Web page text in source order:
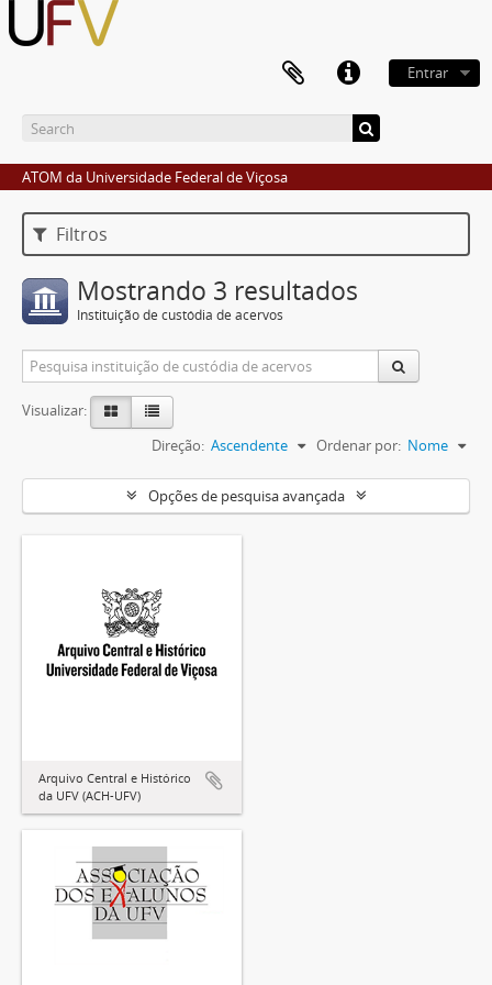
Entrar
ATOM da Universidade Federal de Viçosa
Filtros
Mostrando 3 resultados
Instituição de custódia de acervos
Visualizar:
Ordenar por: Nome
Direção: Ascendente
Opções de pesquisa avançada
Arquivo Central e Histórico
da UFV (ACH-UFV)